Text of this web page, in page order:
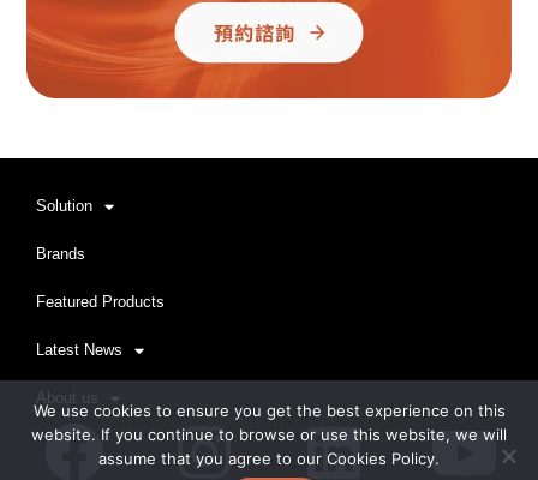
Solution
Brands
Featured Products
Latest News
About us
Facebook
Instagram
We use cookies to ensure you get the best experience on this
website. If you continue to browse or use this website, we will
assume that you agree to our Cookies Policy.